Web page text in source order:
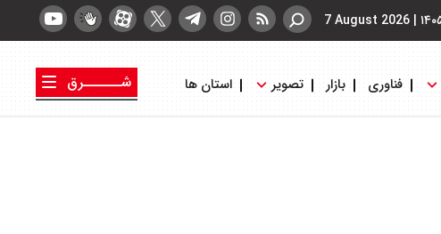
|
7 August 2026
فناوری بازار تصویر استان ها
شــــــرق